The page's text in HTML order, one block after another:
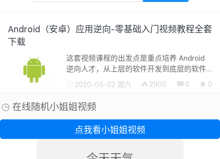
Android（安卓）应用逆向-零基础入门视频教程全套
下载
这套视频课程的出发点是重点培养 Android
逆向人才，从上层的软件开发到底层的软件
运行原理都做了详细的讲解。同时在视频中
讲师敲写每一行示例代码，并详细讲解每个
2020-05-02 周六 2905 0 0
在线随机小姐姐视频
点我看小姐姐视频